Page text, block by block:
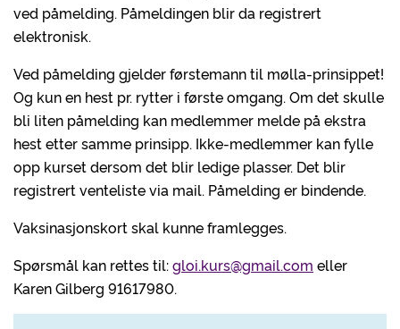
ved påmelding. Påmeldingen blir da registrert
elektronisk.
Ved påmelding gjelder førstemann til mølla-prinsippet!
Og kun en hest pr. rytter i første omgang. Om det skulle
bli liten påmelding kan medlemmer melde på ekstra
hest etter samme prinsipp. Ikke-medlemmer kan fylle
opp kurset dersom det blir ledige plasser. Det blir
registrert venteliste via mail. Påmelding er bindende.
Vaksinasjonskort skal kunne framlegges.
Spørsmål kan rettes til:gloi.kurs@gmail.com eller
Karen Gilberg 91617980.